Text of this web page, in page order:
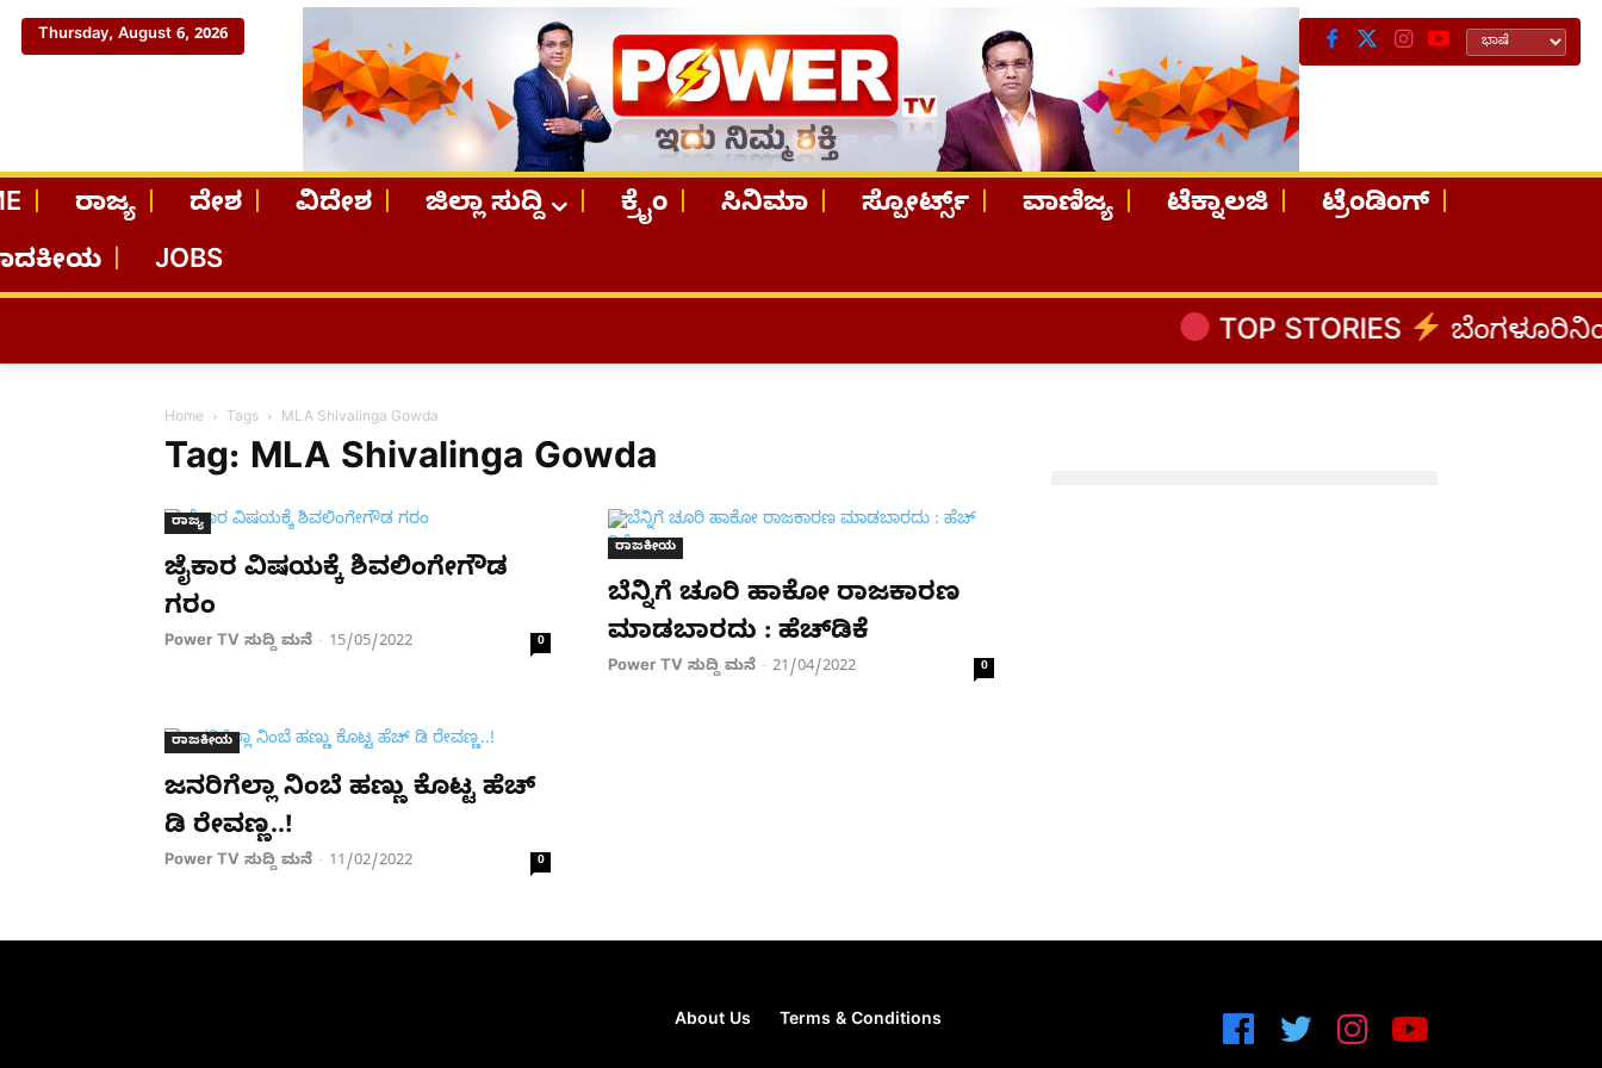
Thursday, August 6, 2026
ರಾಜ್ಯ ದೇಶ ವಿದೇಶ ಜಿಲ್ಲಾ ಸುದ್ದಿ ಕ್ರೈಂ ಸಿನಿಮಾ ಸ್ಪೋರ್ಟ್ಸ್ ವಾಣಿಜ್ಯ ಟೆಕ್ನಾಲಜಿ
ಟ್ರೆಂಡಿಂಗ್
JOBS
TOP STORIES ಬೆಂಗಳೂರಿನಿಂದ
Home Tags MLA Shivalinga Gowda
Tag: MLA Shivalinga Gowda
ರಾಜ್ಯ
ಜೈಕಾರ ವಿಷಯಕ್ಕೆ ಶಿವಲಿಂಗೇಗೌಡ
ಗರಂ
Power TV ಸುದ್ದಿ ಮನೆ - 15/05/2022 0
ರಾಜಕೀಯ
ಬೆನ್ನಿಗೆ ಚೂರಿ ಹಾಕೋ ರಾಜಕಾರಣ
‌ಮಾಡಬಾರದು : ಹೆಚ್​​ಡಿಕೆ
Power TV ಸುದ್ದಿ ಮನೆ - 21/04/2022 0
ರಾಜಕೀಯ
ಜನರಿಗೆಲ್ಲಾ ನಿಂಬೆ ಹಣ್ಣು ಕೊಟ್ಟ ಹೆಚ್​​
ಡಿ ರೇವಣ್ಣ..!
Power TV ಸುದ್ದಿ ಮನೆ - 11/02/2022 0
About Us Terms & Conditions